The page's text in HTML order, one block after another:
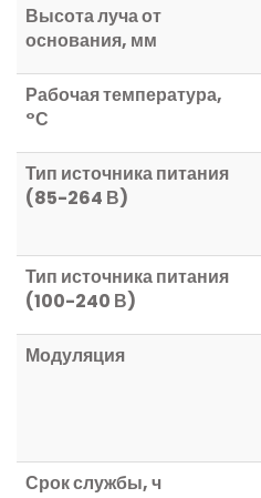
Высота луча от
основания, мм
Рабочая температура,
°С
Тип источника питания
(85-264 В)
Тип источника питания
(100-240 В)
Модуляция
Срок службы, ч